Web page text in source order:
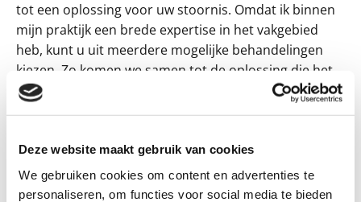
Deze website maakt gebruik van cookies
We gebruiken cookies om content en advertenties te
personaliseren, om functies voor social media te bieden
tot een oplossing voor uw stoornis. Omdat ik binnen
mijn praktijk een brede expertise in het vakgebied
heb, kunt u uit meerdere mogelijke behandelingen
kiezen. Zo komen we samen tot de oplossing die het
best aansluit bij uw specifieke situatie.